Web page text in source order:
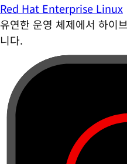
Red Hat Enterprise Linux
유연한 운영 체제에서 하이
니다.